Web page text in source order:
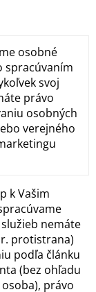
k Vašim
nemáte
protistrana)
podľa článku
(bez ohľadu
právo